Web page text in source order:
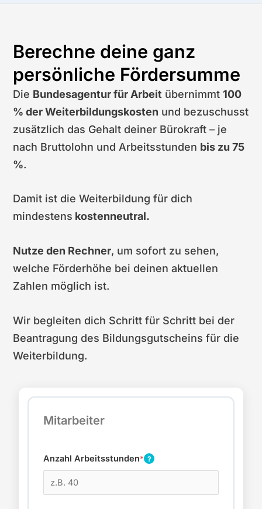
Berechne deine ganz
persönliche Fördersumme
Die Bundesagentur für Arbeit übernimmt100
% der Weiterbildungskosten und bezuschusst
zusätzlich das Gehalt deiner Bürokraft – je
nach Bruttolohn und Arbeitsstunden bis zu 75
%.
Damit ist die Weiterbildung für dich
mindestens kostenneutral.
Nutze den Rechner, um sofort zu sehen,
welche Förderhöhe bei deinen aktuellen
Zahlen möglich ist.
Wir begleiten dich Schritt für Schritt bei der
Beantragung des Bildungsgutscheins für die
Weiterbildung.
Mitarbeiter
Anzahl Arbeitsstunden* ?